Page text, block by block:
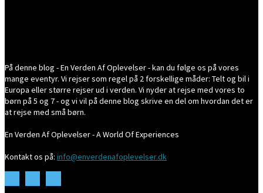
På denne blog - En Verden Af Oplevelser - kan du følge os på vores
mange eventyr. Vi rejser som regel på 2 forskellige måder: Telt og bil i
Europa eller større rejser ud i verden. Vi nyder at rejse med vores to
børn på 5 og 7 - og vi vil på denne blog skrive en del om hvordan det er
at rejse med små børn.
En Verden Af Oplevelser - A World Of Experiences
Kontakt os på: info@enverdenafoplevelser.dk